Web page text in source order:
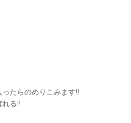
たらのめりこみます!!
れる!!